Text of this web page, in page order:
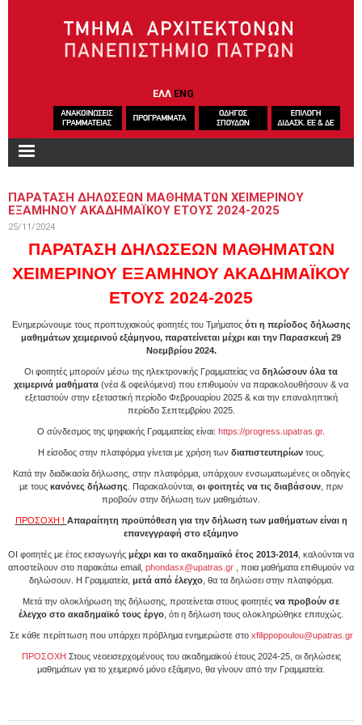
ΕΛΛ ENG
ΠΑΡΑΤΑΣΗ ΔΗΛΩΣΕΩΝ ΜΑΘΗΜΑΤΩΝ ΧΕΙΜΕΡΙΝΟΥ
ΕΞΑΜΗΝΟΥ ΑΚΑΔΗΜΑΪΚΟΥ ΕΤΟΥΣ 2024-2025
25/11/2024
ΠΑΡΑΤΑΣΗ ΔΗΛΩΣΕΩΝ ΜΑΘΗΜΑΤΩΝ
ΧΕΙΜΕΡΙΝΟΥ ΕΞΑΜΗΝΟΥ ΑΚΑΔΗΜΑΪΚΟΥ
ΕΤΟΥΣ 2024-2025
Ενημερώνουμε τους προπτυχιακούς φοιτητές του Τμήματος ότι η περίοδος δήλωσης
μαθημάτων χειμερινού εξάμηνου, παρατείνεται μέχρι και την Παρασκευή 29
Νοεμβρίου 2024.
Οι φοιτητές μπορούν μέσω της ηλεκτρονικής Γραμματείας να δηλώσουν όλα τα
χειμερινά μαθήματα (νέα & οφειλόμενα) που επιθυμούν να παρακολουθήσουν & να
εξεταστούν στην εξεταστική περίοδο Φεβρουαρίου 2025 & και την επαναληπτική
περίοδο Σεπτεμβρίου 2025.
Ο σύνδεσμος της ψηφιακής Γραμματείας είναι: https://progress.upatras.gr
Η είσοδος στην πλατφόρμα γίνεται με χρήση των διαπιστευτηρίωντους.
Κατά την διαδικασία δήλωσης, στην πλατφόρμα, υπάρχουν ενσωματωμένες οι οδηγίες
με τους κανόνες δήλωσης . Παρακαλούνται, οι φοιτητές να τις διαβάσουν, πριν
προβούν στην δήλωση των μαθημάτων.
ΠΡΟΣΟΧΗ ! Απαραίτητη προϋπόθεση για την δήλωση των μαθήματων είναι η
επανεγγραφή στο εξάμηνο
ΟΙ φοιτητές με έτος εισαγωγής μέχρι και το ακαδημαϊκό έτος 2013-2014 , καλούνται να
αποστείλουν στο παρακάτω email, phondasx@upatras.gr
, ποια μαθήματα επιθυμούν να
δηλώσουν. Η Γραμματεία, μετά από έλεγχο, θα τα δηλώσει στην πλατφόρμα.
Μετά την ολοκλήρωση της δήλωσης, προτείνεται στους φοιτητές να προβούν σε
έλεγχο στο ακαδημαϊκό τους έργο , ότι η δήλωση τους ολοκληρώθηκε επιτυχώς.
Σε κάθε περίπτωση που υπάρχει πρόβλημα ενημερώστε στο xfilippopoulou@upatras.gr
ΠΡΟΣΟΧΗ Στους νεοεισερχομένους του ακαδημαϊκού έτους 2024-25, οι δηλώσεις
μαθημάτων για το χειμερινό μόνο εξάμηνο, θα γίνουν από την Γραμματεία.